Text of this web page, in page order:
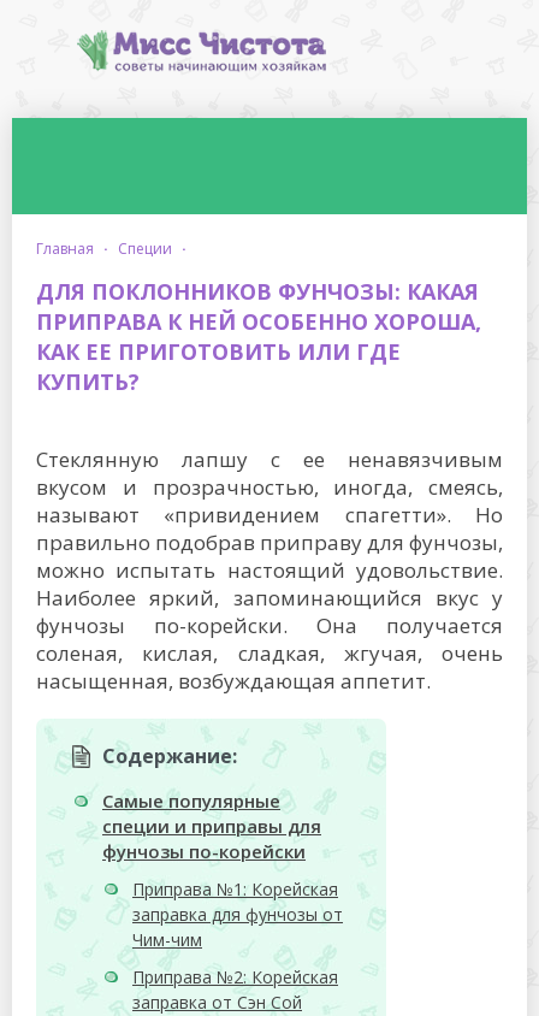
главная · специи ·
ДЛЯ ПОКЛОННИКОВ ФУНЧОЗЫ: КАКАЯ
ПРИПРАВА К НЕЙ ОСОБЕННО ХОРОША,
КАК ЕЕ ПРИГОТОВИТЬ ИЛИ ГДЕ
КУПИТЬ?
Стеклянную лапшу с ее ненавязчивым
вкусом и прозрачностью, иногда, смеясь,
называют «привидением спагетти». Но
правильно подобрав приправу для фунчозы,
можно испытать настоящий удовольствие.
Наиболее яркий, запоминающийся вкус у
фунчозы по-корейски. Она получается
соленая, кислая, сладкая, жгучая, очень
насыщенная, возбуждающая аппетит.
Содержание:
Самые популярные
специи и приправы для
фунчозы по-корейски
Приправа №1: Корейская
заправка для фунчозы от
Чим-чим
Приправа №2: Корейская
заправка от Сэн Сой